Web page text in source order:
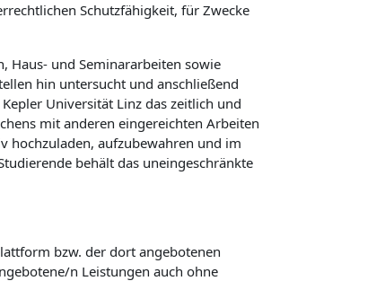
Schutzfähigkeit, für Zwecke
Haus- und Seminararbeiten sowie
hin untersucht und anschließend
Universität Linz das zeitlich und
mit anderen eingereichten Arbeiten
hochzuladen, aufzubewahren und im
behält das uneingeschränkte
bzw. der dort angebotenen
n Leistungen auch ohne